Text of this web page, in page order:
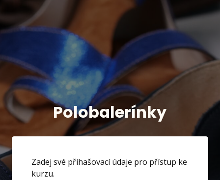
Polobalerínky
Zadej své přihašovací údaje pro přístup ke
kurzu.